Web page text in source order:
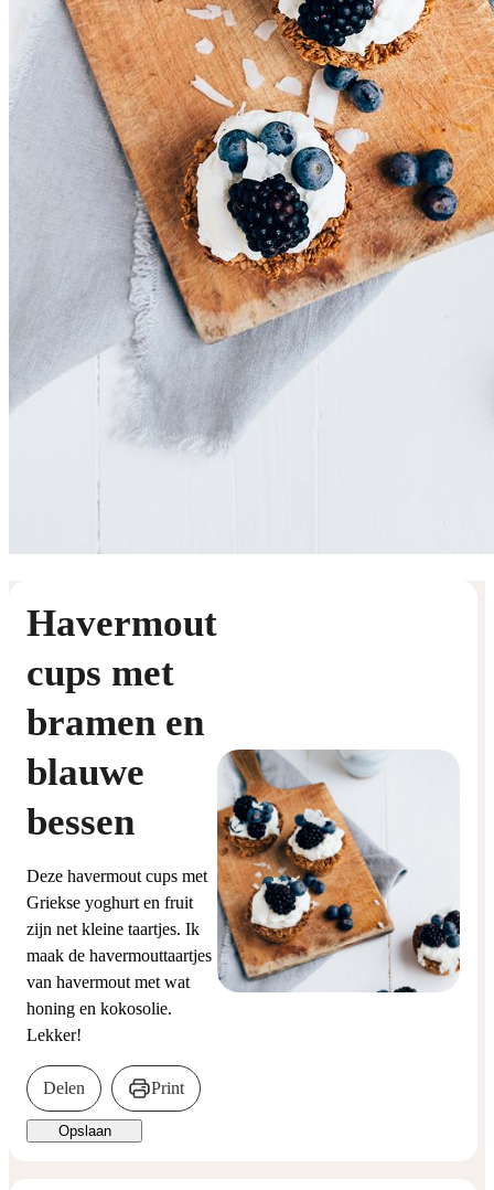
Havermout
cups met
bramen en
blauwe
bessen
Deze havermout cups met
Griekse yoghurt en fruit
zijn net kleine taartjes. Ik
maak de havermouttaartjes
van havermout met wat
honing en kokosolie.
Lekker!
Delen Print
Opslaan